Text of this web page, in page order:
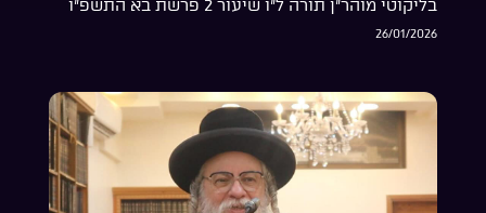
בליקוטי מוהר”ן תורה ל”ו שיעור 2 פרשת בא התשפ”ו
26/01/2026